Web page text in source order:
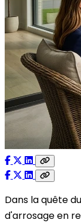
Dans la quête
d'arrosage en